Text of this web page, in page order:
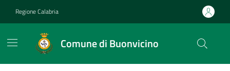
Regione Calabria
Comune di Buonvicino